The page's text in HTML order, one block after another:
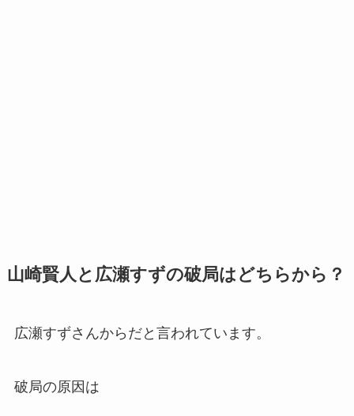
山崎賢人と広瀬すずの破局はどちらから？
広瀬すずさんからだと言われています。
破局の原因は